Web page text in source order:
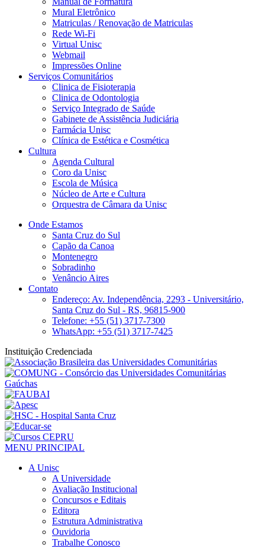
Mural Eletrônico
Matriculas / Renovação de Matriculas
Rede Wi-Fi
Virtual Unisc
Webmail
Impressões Online
Serviços Comunitários
Clinica de Fisioterapia
Clinica de Odontologia
Serviço Integrado de Saúde
Gabinete de Assistência Judiciária
Farmácia Unisc
Clínica de Estética e Cosmética
Cultura
Agenda Cultural
Coro da Unisc
Escola de Música
Núcleo de Arte e Cultura
Orquestra de Câmara da Unisc
Onde Estamos
Santa Cruz do Sul
Capão da Canoa
Montenegro
Sobradinho
Venâncio Aires
Contato
Endereço: Av. Independência, 2293 - Universitário,
Santa Cruz do Sul - RS, 96815-900
Telefone: +55 (51) 3717-7300
WhatsApp: +55 (51) 3717-7425
Instituição Credenciada
MENU PRINCIPAL
A Unisc
A Universidade
Avaliação Institucional
Concursos e Editais
Editora
Estrutura Administrativa
Ouvidoria
Trabalhe Conosco